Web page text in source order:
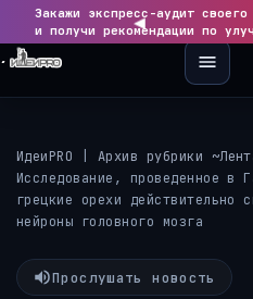
◀
Закажи экспресс-аудит
и получи рекомендации по
ИдеиPRO Архив рубрики
Исследование, проведенное в
грецкие орехи действительно
нейроны головного мозга
Прослушать новость